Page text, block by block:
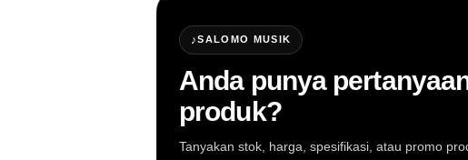
♪SALOMO MUSIK
Anda punya
produk?
Tanyakan stok, harga, spesifikasi, atau promo